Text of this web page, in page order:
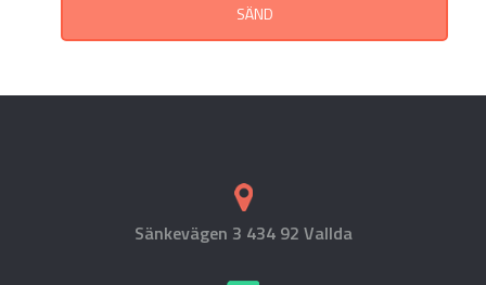
SÄND
Sänkevägen 3 434 92 Vallda